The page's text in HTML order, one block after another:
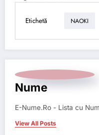
Etichetă NAOKI
Nume
E-Nume.Ro - Lista cu
View All Posts